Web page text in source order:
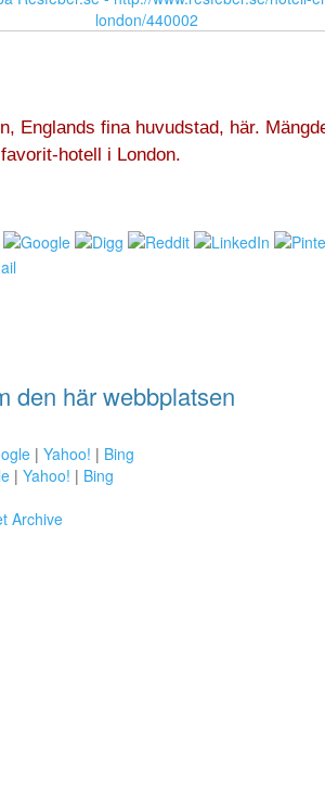
Englands fina huvudstad, här.
hotell i London.
den här webbplatsen
| Yahoo! | Bing
| Yahoo! | Bing
Archive